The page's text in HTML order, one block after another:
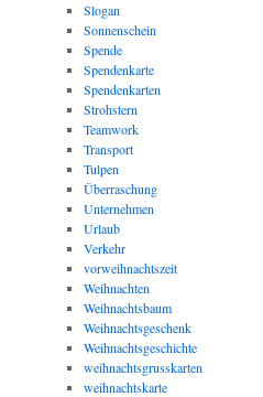
Slogan
Sonnenschein
Spende
Spendenkarte
Spendenkarten
Strohstern
Teamwork
Transport
Tulpen
Überraschung
Unternehmen
Urlaub
Verkehr
vorweihnachtszeit
Weihnachten
Weihnachtsbaum
Weihnachtsgeschenk
Weihnachtsgeschichte
weihnachtsgrusskarten
weihnachtskarte